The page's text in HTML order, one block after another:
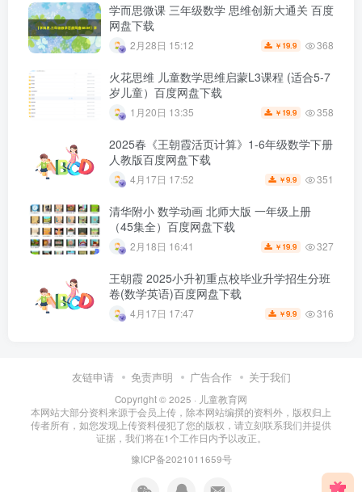
学而思微课 三年级数学 思维创新大通关 百度
网盘下载
2月28日 15:12 ￥ 19.9 368
火花思维 儿童数学思维启蒙L3课程 (适合5-7
岁儿童）百度网盘下载
1月20日 13:35 ￥ 19.9 358
2025春《王朝霞活页计算》1-6年级数学下册
人教版百度网盘下载
4月17日 17:52 ￥9.9 351
清华附小 数学动画 北师大版 一年级上册
（45集全）百度网盘下载
2月18日 16:41 ￥ 19.9 327
王朝霞 2025小升初重点校毕业升学招生分班
卷(数学英语)百度网盘下载
4月17日 17:47 ￥9.9 316
友链申请 免责声明 广告合作 关于我们
Copyright © 2025 · 儿童教育网
本网站大部分资料来源于会员上传，除本网站编撰的资料外，版权归上
传者所有，如您发现上传资料侵犯了您的版权，请立刻联系我们并提供
证据，我们将在1个工作日内予以改正。
豫ICP备2021011659号